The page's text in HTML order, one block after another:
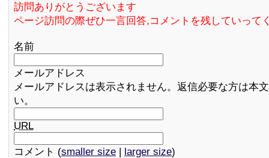
訪問ありがとうございます
ページ訪問の際ぜひ一言回答,コメントを残していって
名前
メールアドレス
メールアドレスは表示されません。返信必要な方は本
い。
URL
コメント (smaller size | larger size)